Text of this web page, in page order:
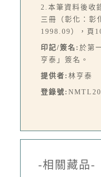
2.本筆資料後收
三冊（彰化：彰
1998.09），頁
印記/簽名: 於第
亨泰」簽名。
提供者: 林亨泰
登錄號:
-相關藏品-